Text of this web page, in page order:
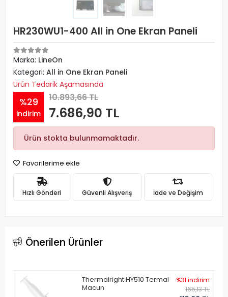
HR230WU1-400 All in One Ekran Paneli
Marka: LineOn
Kategori: All in One Ekran Paneli
Ürün Tedarik Aşamasında
%29
indirim
10.893,66 TL
7.686,90 TL
Ürün stokta bulunmamaktadır.
Favorilerime ekle
Hızlı Gönderi Güvenli Alışveriş İade ve Değişim
Önerilen Ürünler
Thermalright HY510 Termal
Macun
%31 indirim
165,13 TL